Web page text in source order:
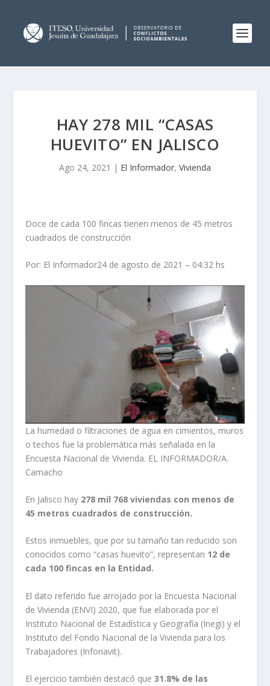
HAY 278 MIL “CASAS
HUEVITO” EN JALISCO
Ago 24, 2021 | El Informador, Vivienda
Doce de cada 100 fincas tienen menos de 45 metros
cuadrados de construcción
Por: El Informador24 de agosto de 2021 – 04:32 hs
La humedad o filtraciones de agua en cimientos, muros
o techos fue la problemática más señalada en la
Encuesta Nacional de Vivienda. EL INFORMADOR/A.
Camacho
En Jalisco hay 278 mil 768 viviendas con menos de
45 metros cuadrados de construcción.
Estos inmuebles, que por su tamaño tan reducido son
conocidos como “casas huevito”, representan 12 de
cada 100 fincas en la Entidad.
El dato referido fue arrojado por la Encuesta Nacional
de Vivienda (ENVI) 2020, que fue elaborada por el
Instituto Nacional de Estadística y Geografía (Inegi) y el
Instituto del Fondo Nacional de la Vivienda para los
Trabajadores (Infonavit).
El ejercicio también destacó que31.8% de las